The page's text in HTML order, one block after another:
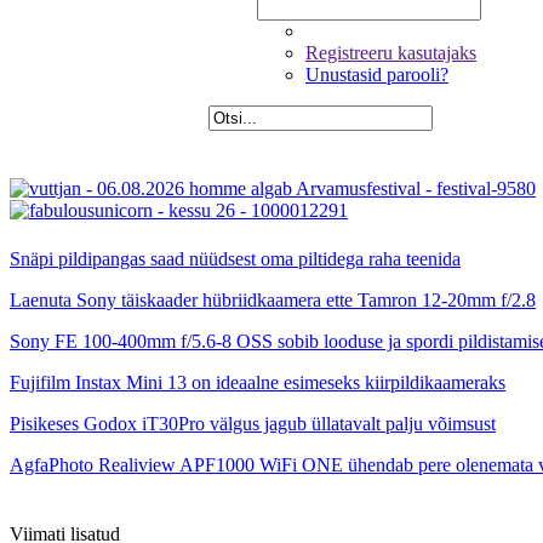
Registreeru kasutajaks
Unustasid parooli?
Snäpi pildipangas saad nüüdsest oma piltidega raha teenida
Laenuta Sony täiskaader hübriidkaamera ette Tamron 12-20mm f/2.8
Sony FE 100-400mm f/5.6-8 OSS sobib looduse ja spordi
Fujifilm Instax Mini 13 on ideaalne esimeseks kiirpildikaameraks
Pisikeses Godox iT30Pro välgus jagub üllatavalt palju võimsust
AgfaPhoto Realiview APF1000 WiFi ONE ühendab pere olenemata
Viimati lisatud